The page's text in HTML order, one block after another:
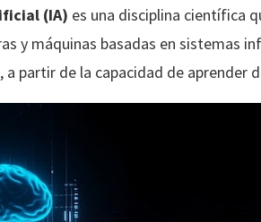
(IA) es una disciplina científica
y máquinas basadas en sistemas
a partir de la capacidad de aprender